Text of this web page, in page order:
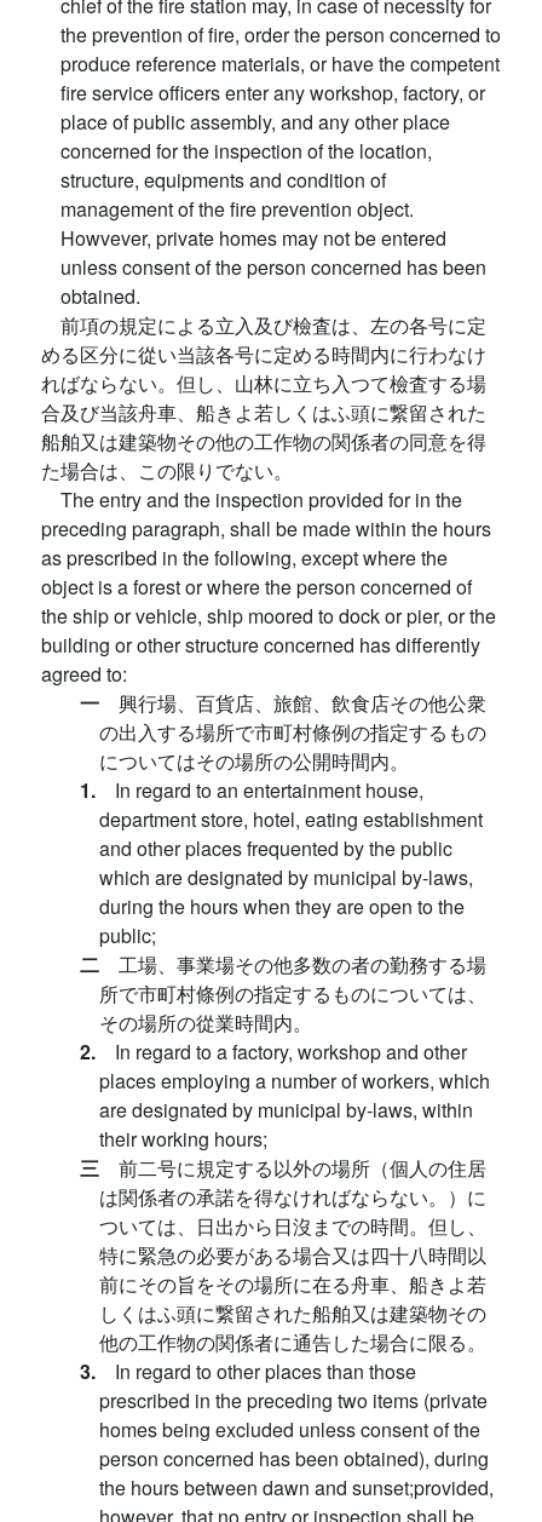
chief of the fire station may, in case of necessity for
the prevention of fire, order the person concerned to
produce reference materials, or have the competent
fire service officers enter any workshop, factory, or
place of public assembly, and any other place
concerned for the inspection of the location,
structure, equipments and condition of
management of the fire prevention object.
Howvever, private homes may not be entered
unless consent of the person concerned has been
obtained.
前項の規定による立入及び檢査は、左の各号に定
める区分に從い当該各号に定める時間内に行わなけ
ればならない。但し、山林に立ち入つて檢査する場
合及び当該舟車、船きよ若しくはふ頭に繋留された
船舶又は建築物その他の工作物の関係者の同意を得
た場合は、この限りでない。
The entry and the inspection provided for in the
preceding paragraph, shall be made within the hours
as prescribed in the following, except where the
object is a forest or where the person concerned of
the ship or vehicle, ship moored to dock or pier, or the
building or other structure concerned has differently
agreed to:
一 興行場、百貨店、旅館、飲食店その他公衆
の出入する場所で市町村條例の指定するもの
についてはその場所の公開時間内。
1. In regard to an entertainment house,
department store, hotel, eating establishment
and other places frequented by the public
which are designated by municipal by-laws,
during the hours when they are open to the
public;
二 工場、事業場その他多数の者の勤務する場
所で市町村條例の指定するものについては、
その場所の從業時間内。
2. In regard to a factory, workshop and other
places employing a number of workers, which
are designated by municipal by-laws, within
their working hours;
三 前二号に規定する以外の場所（個人の住居
は関係者の承諾を得なければならない。）に
ついては、日出から日沒までの時間。但し、
特に緊急の必要がある場合又は四十八時間以
前にその旨をその場所に在る舟車、船きよ若
しくはふ頭に繋留された船舶又は建築物その
他の工作物の関係者に通告した場合に限る。
3. In regard to other places than those
prescribed in the preceding two items (private
homes being excluded unless consent of the
person concerned has been obtained), during
the hours between dawn and sunset;provided,